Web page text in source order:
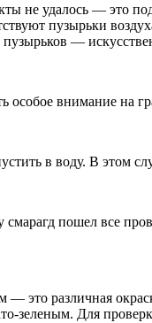
не удалось — это
пузырьки
пузырьков —
особое внимание на
в воду. В этом
смарагд пошел все
это различная
зеленым. Для